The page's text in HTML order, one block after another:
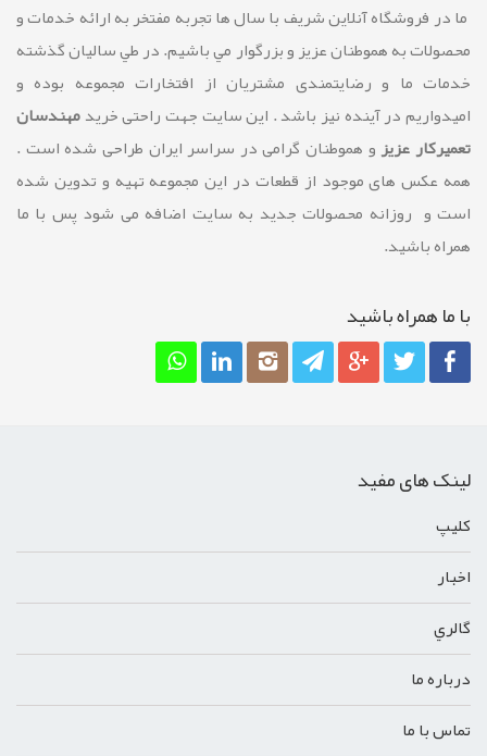
ما در فروشگاه آنلاین شريف با سال ها تجربه مفتخر به ارائه خدمات و
محصولات به هموطنان عزیز و بزرگوار مي باشيم. در طي ساليان گذشته
خدمات ما و رضايتمندی مشتريان از افتخارات مجموعه بوده و
امیدواریم در آینده نیز باشد . این سایت جهت راحتی خریدمهندسان
تعمیرکار عزیزو هموطنان گرامی در سراسر ایران طراحی شده است .
همه عکس های موجود از قطعات در این مجموعه تهیه و تدوین شده
است و روزانه محصولات جدید به سایت اضافه می شود پس با ما
همراه باشید.
با ما همراه باشيد
لینک های مفید
کليپ
اخبار
گالري
درباره ما
تماس با ما